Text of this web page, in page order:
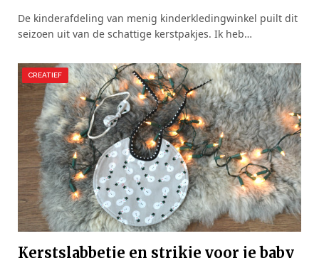
De kinderafdeling van menig kinderkledingwinkel puilt dit
seizoen uit van de schattige kerstpakjes. Ik heb…
CREATIEF
Kerstslabbetje en strikje voor je baby